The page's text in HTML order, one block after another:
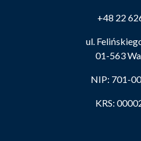
+48 22
ul.
01-563
NIP: 701-
KRS: